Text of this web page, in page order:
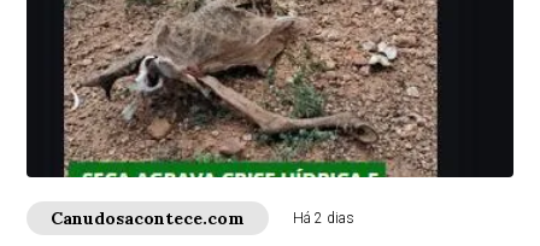
Canudosacontece.com Há 2 dias